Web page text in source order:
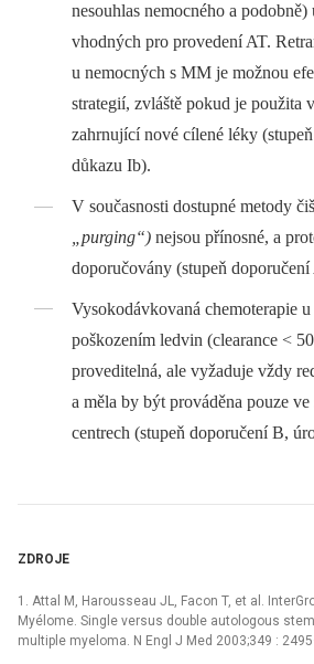
nesouhlas nemocného a podobně)
vhodných pro provedení AT.
u nemocných s MM je možnou
strategií, zvláště pokud je použita
zahrnující nové cílené léky
důkazu Ib).
V současnosti dostupné metody
„purging“) nejsou přínosné, a
doporučovány (stupeň
Vysokodávkovaná chemoterapie
poškozením ledvin (clearance <
proveditelná, ale vyžaduje vždy
a měla by být prováděna pouze
centrech (stupeň doporučení B,
ZDROJE
1. Attal M, Harousseau JL, Facon T, et al.
Myélome. Single versus double autologous
multiple myeloma. N Engl J Med 2003;349 :